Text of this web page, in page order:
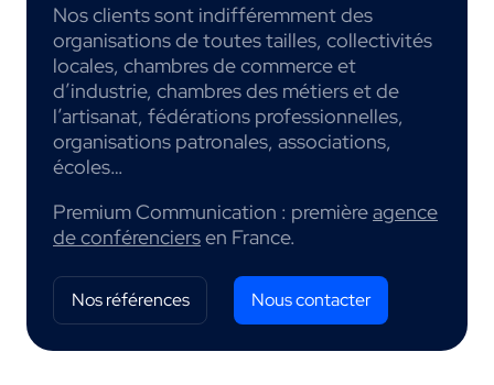
Nos clients sont indifféremment des
organisations de toutes tailles, collectivités
locales, chambres de commerce et
d’industrie, chambres des métiers et de
l’artisanat, fédérations professionnelles,
organisations patronales, associations,
écoles…
Premium Communication : premièreagence
de conférenciersen France.
Nos références Nous contacter